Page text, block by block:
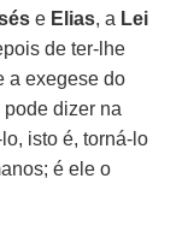
e Elias, a Lei
de ter-lhe
a exegese do
pode dizer na
isto é, torná-lo
é ele o